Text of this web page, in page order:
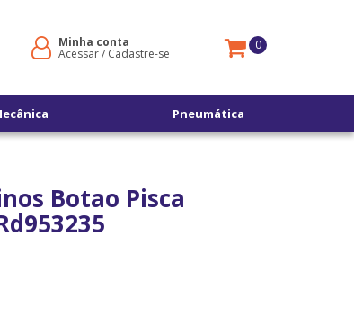
Minha conta
Acessar/ Cadastre-se
0
Pneumática
Botao Pisca